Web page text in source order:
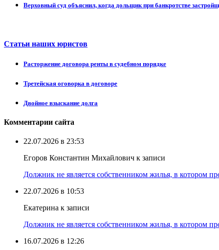
Верховный суд объяснил, когда дольщик при банкротстве
Статьи наших юристов
Расторжение договора ренты в судебном порядке
Третейская оговорка в договоре
Двойное взыскание долга
Комментарии сайта
22.07.2026 в 23:53
Егоров Константин Михайлович к записи
Должник не является собственником жилья, в котором
22.07.2026 в 10:53
Екатерина к записи
Должник не является собственником жилья, в котором
16.07.2026 в 12:26